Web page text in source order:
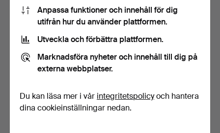
Patronkök, amerikanskt,
National Guard, Fr…
Klubbades 6 jun 2026
1 bud
Slaglåsrevolver,
amerikansk, Whitney Navy
…Klubbades 6 jun 2026
20 bud
Anpassa funktioner och innehåll för dig
utifrån hur du använder plattformen.
Utveckla och förbättra plattformen.
Marknadsföra nyheter och innehåll till dig på
externa webbplatser.
Du kan läsa mer i vår integritetspolicyoch hantera
dina cookieinställningar nedan.